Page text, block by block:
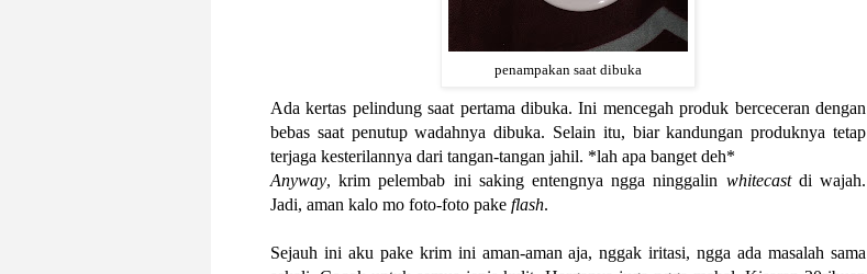
penampakan saat dibuka
Ada kertas pelindung saat pertama dibuka. Ini mencegah produk berceceran dengan
bebas saat penutup wadahnya dibuka. Selain itu, biar kandungan produknya tetap
terjaga kesterilannya dari tangan-tangan jahil. *lah apa banget deh*
Anyway, krim pelembab ini saking entengnya ngga ninggalin whitecastdi wajah.
Jadi, aman kalo mo foto-foto pake flash.
Sejauh ini aku pake krim ini aman-aman aja, nggak iritasi, ngga ada masalah sama